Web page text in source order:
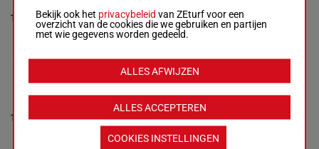
12
Eaves Tom A.
T Coyle
& K Wood
Box: 9 -R/7 -57.5 kg
10p 8p 6p (24) 8p 5p
R/757.5
kg
8p 5p 6p
9p 1p
10p 2p
9
13
Breslin And.-C J
Box: 10 -M/5 -56 kg
8p 5p 7p 7p 8p 5p (24)
M/556 kg
8p 5p 7p
7p 8p 5p
(24) 10p
8p 11p
6p 11p
13p
10
Bekijk ook het privacybeleid van ZEturf voor een
overzicht van de cookies die we gebruiken en partijen
met wie gegevens worden gedeeld.
ALLES ACCEPTEREN
ALLES AFWIJZEN
COOKIES INSTELLINGEN